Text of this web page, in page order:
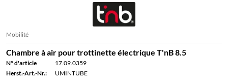
Mobilité
Chambre à air pour trottinette électrique T'nB 8.5
N° d'article
17.09.0359
Herst.-Art.-Nr.:
UMINTUBE